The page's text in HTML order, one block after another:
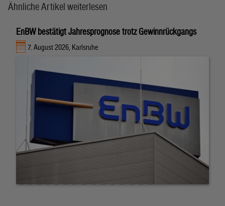
Ähnliche Artikel weiterlesen
EnBW bestätigt Jahresprognose trotz Gewinnrückgangs
7. August 2026, Karlsruhe